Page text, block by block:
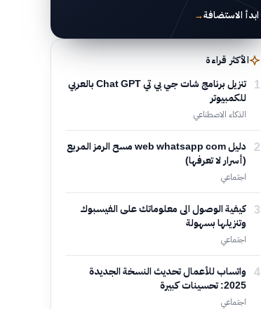
ابدأ الاستضافة→
الأكثر قراءة
1
تنزيل برنامج شات جي بي تي Chat GPT بالعربي
للكمبيوتر
الذكاء الاصطناعي
2
دليل web whatsapp com مسح الرمز المربع
(أسرار لا تعرفها)
اجتماعي
3 كيفية الوصول الى معلوماتك على الفيسبوك
وتنزيلها بسهولة
اجتماعي
4 واتساب للأعمال تحديث النسخة الجديدة
2025: تحسينات كبيرة
اجتماعي